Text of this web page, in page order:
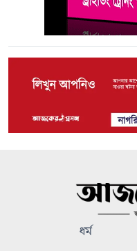
ধর্ম